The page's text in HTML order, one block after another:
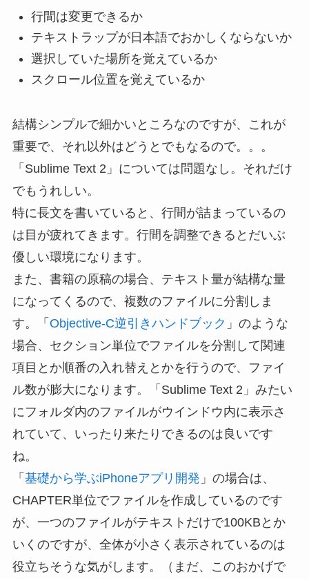
行間は変更できるか
テキストラップが日本語でおかしくならないか
選択していた場所を覚えているか
スクロール位置を覚えているか
結構シンプルで細かいところなのですが、これが
重要で、それ以外はどうとでもなるので。。。
「Sublime Text 2」については問題なし。それだけ
でもうれしい。
特に長文を書いていると、行間が詰まっているの
は目が疲れてきます。行間を調整できるとだいぶ
優しい環境になります。
また、書籍の原稿の場合、テキスト量が結構な量
になってくるので、複数のファイルに分割しま
す。「 Objective-C逆引きハンドブック 」のような
場合、セクション単位でファイルを分割して関連
項目とか順番の入れ替えとかを行うので、ファイ
ル数が膨大になります。「Sublime Text 2」みたい
にフォルダ内のファイルがウインドウ内に表示さ
れていて、いったり来たりできるのは良いです
ね。
「 基礎から学ぶiPhoneアプリ開発 」の場合は、
CHAPTER単位でファイルを作成しているのです
が、一つのファイルがテキストだけで100KBとか
いくのですが、全体が小さく表示されているのは
役立ちそうな気がします。（まだ、このおかげで